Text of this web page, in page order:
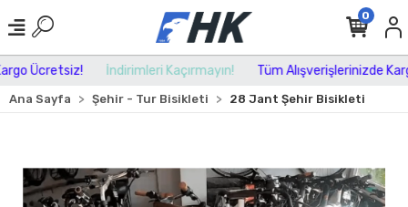
Ücretsiz! İndirimleri Kaçırmayın! Tüm Alışverişlerinizde
0
Ana Sayfa Şehir - Tur Bisikleti 28 Jant Şehir Bisikleti